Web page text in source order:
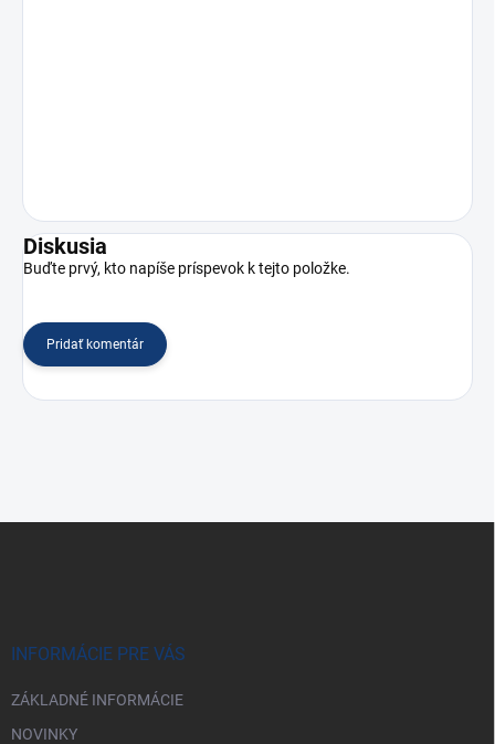
Diskusia
Buďte prvý, kto napíše príspevok k tejto položke.
Pridať komentár
INFORMÁCIE PRE VÁS
ZÁKLADNÉ INFORMÁCIE
NOVINKY